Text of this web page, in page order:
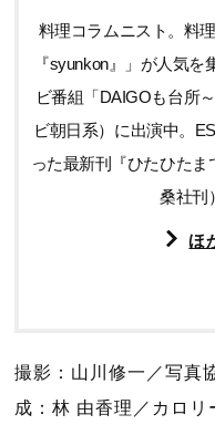
料理コラムニスト。料
『syunkon』」が人気
ビ番組「DAIGOも台所
ビ朝日系）に出演中。
った最新刊『ひたひた
桑社刊
ほ
撮影：山川修一／写真
成：林 由香理／カロ